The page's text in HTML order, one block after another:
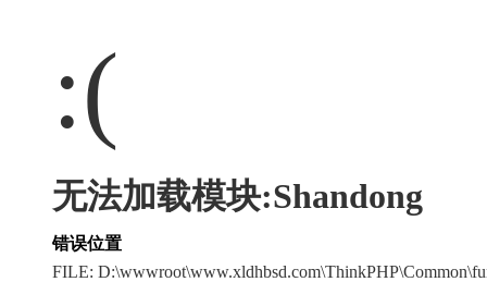
:(
无法加载模块:Shandong
错误位置
FILE: